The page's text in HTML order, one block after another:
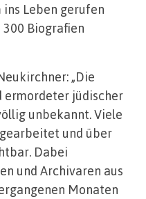
ins Leben gerufen
Biografien
„Die
ermordeter jüdischer
unbekannt. Viele
und über
Dabei
und Archivaren aus
Monaten